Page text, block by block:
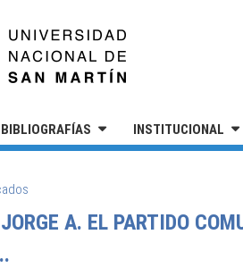
BIBLIOGRAFÍAS INSTITUCIONAL
USTED AQUÍ
A. EL PARTIDO